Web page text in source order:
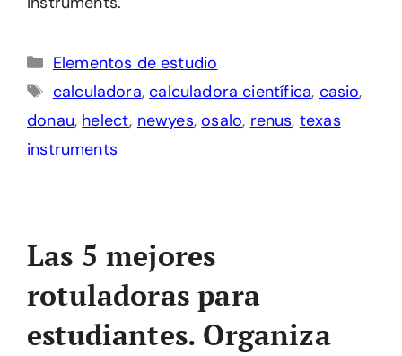
Categorías
Elementos de estudio
Etiquetas
calculadora,calculadora científica, casio,
donau, helect, newyes,osalo, renus, texas
instruments
Las 5 mejores
rotuladoras para
estudiantes. Organiza